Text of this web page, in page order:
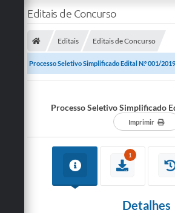
Editais de Concurso
Editais Editais de Concurso
Processo Seletivo Simplificado Edital N.º 001/2019
Processo Seletivo Simplificado
Imprimir
1
Detalhes